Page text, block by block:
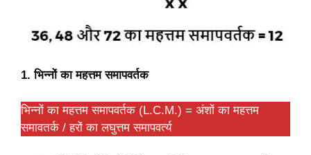
1. भिन्नों का महत्तम समापवर्तक
भिन्नों का महत्तम समापवर्तक (L.C.M.) = अंशों का महत्तम
समावतर्क / हरों का लघुत्तम समापवर्त्य